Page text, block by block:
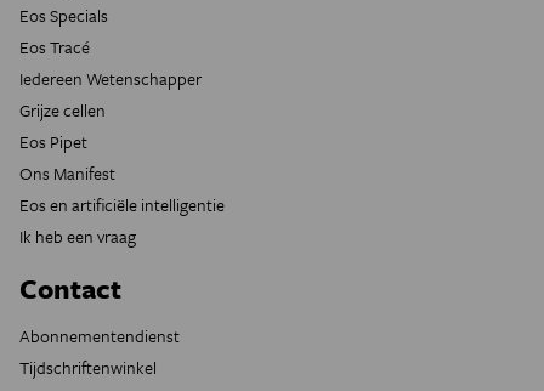
Eos Specials
Eos Tracé
Iedereen Wetenschapper
Grijze cellen
Eos Pipet
Ons Manifest
Eos en artificiële intelligentie
Ik heb een vraag
Contact
Abonnementendienst
Tijdschriftenwinkel